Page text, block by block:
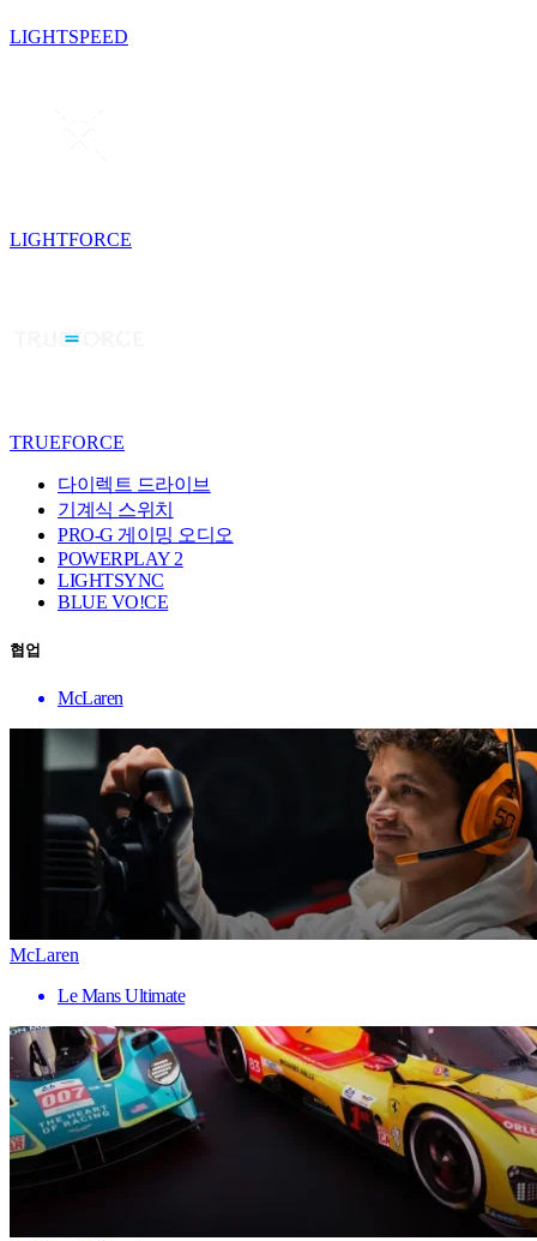
LIGHTSPEED
LIGHTFORCE
TRUEFORCE
다이렉트 드라이브
기계식 스위치
PRO-G 게이밍 오디오
POWERPLAY 2
LIGHTSYNC
BLUE VO!CE
협업
McLaren
McLaren
Le Mans Ultimate